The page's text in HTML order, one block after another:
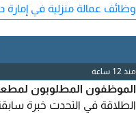
وظائف عمالة منزلية في إمارة
منذ 12 ساعة
الموظفون المطلوبون
الطلاقة في التحدث خبرة